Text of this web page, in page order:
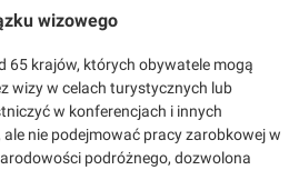
wizowego
65 krajów, których obywatele mogą
wizy w celach turystycznych lub
w konferencjach i innych
nie podejmować pracy zarobkowej w
podróżnego, dozwolona